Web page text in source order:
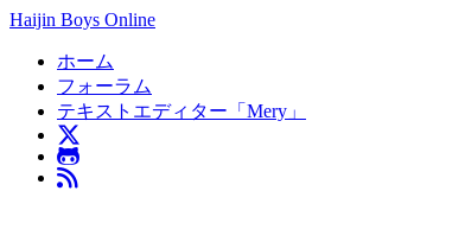
Haijin Boys Online
ホーム
フォーラム
テキストエディター「Mery」